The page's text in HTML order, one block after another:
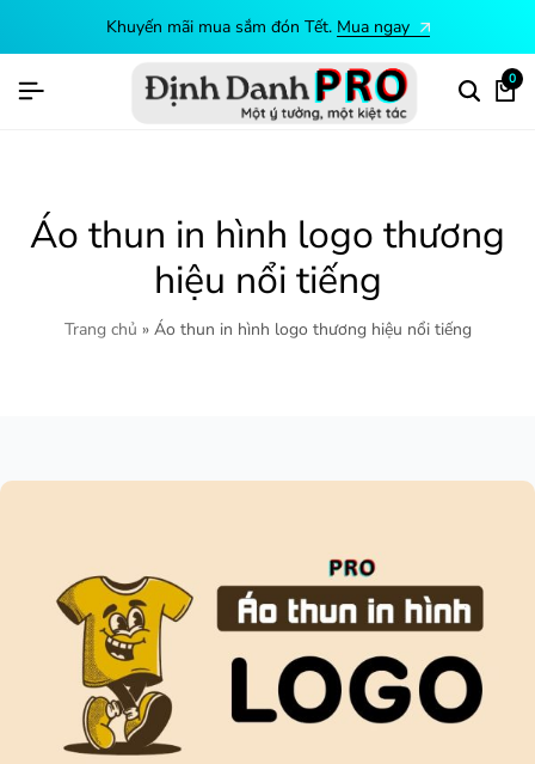
Khuyến mãi mua sắm đón Tết. Mua ngay
0
Áo thun in hình logo thương
hiệu nổi tiếng
Trang chủ » Áo thun in hình logo thương hiệu nổi tiếng